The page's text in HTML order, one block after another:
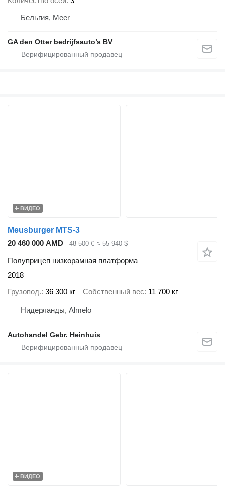
Бельгия, Meer
GA den Otter bedrijfsauto’s BV
ВИДЕО
Meusburger MTS-3
20 460 000 AMD
48 500 € ≈ 55 940 $
Полуприцеп низкорамная платформа
2018
Грузопод. 36 300 кг Собственный вес 11 700 кг
Нидерланды, Almelo
Autohandel Gebr. Heinhuis
ВИДЕО